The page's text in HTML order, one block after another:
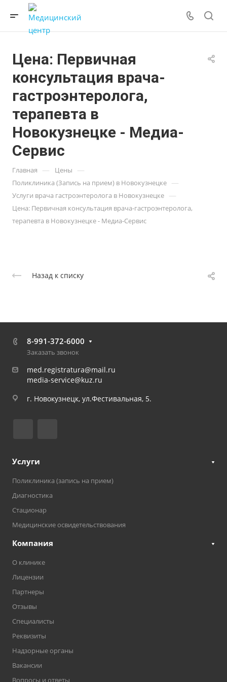
Цена: Первичная
консультация врача-
гастроэнтеролога,
терапевта в
Новокузнецке - Медиа-
Сервис
Главная — Цены —
Поликлиника (Запись на прием) в Новокузнецке —
Услуги врача гастроэнтеролога в Новокузнецке —
Цена: Первичная консультация врача-гастроэнтеролога,
терапевта в Новокузнецке - Медиа-Сервис
Назад к списку
8-991-372-6000
Заказать звонок
med.registratura@mail.ru
media-service@kuz.ru
г. Новокузнецк, ул.Фестивальная, 5.
Услуги
Поликлиника (запись на прием)
Диагностика
Стационар
Медицинские освидетельствования
Компания
О клинике
Лицензии
Партнеры
Отзывы
Специалисты
Реквизиты
Надзорные органы
Вакансии
Вопросы и ответы